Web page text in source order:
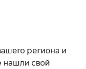
региона и
нашли свой